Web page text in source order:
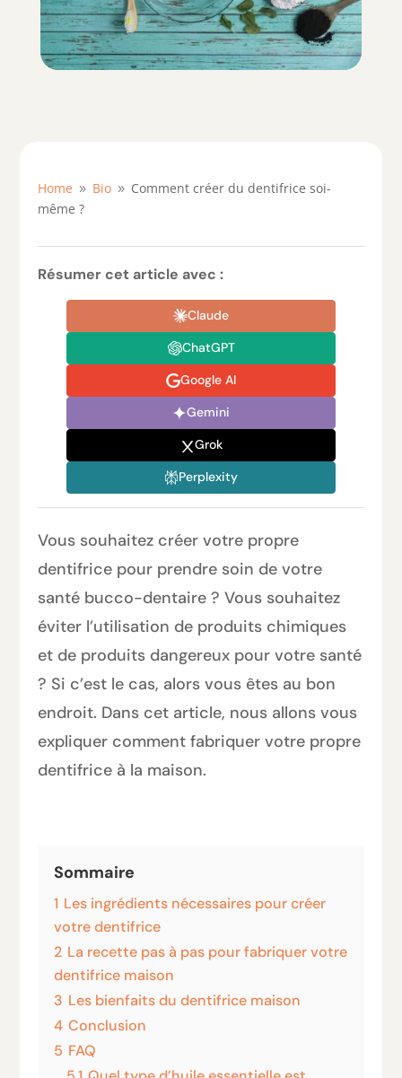
Home 9 Bio 9 Comment créer du dentifrice soi-
même ?
Résumer cet article avec :
Claude
ChatGPT
Google AI
Gemini
Grok
Perplexity
Vous souhaitez créer votre propre
dentifrice pour prendre soin de votre
santé bucco-dentaire ? Vous souhaitez
éviter l’utilisation de produits chimiques
et de produits dangereux pour votre santé
? Si c’est le cas, alors vous êtes au bon
endroit. Dans cet article, nous allons vous
expliquer comment fabriquer votre propre
dentifrice à la maison.
Sommaire
1 Les ingrédients nécessaires pour créer
votre dentifrice
2 La recette pas à pas pour fabriquer votre
dentifrice maison
3 Les bienfaits du dentifrice maison
4 Conclusion
5 FAQ